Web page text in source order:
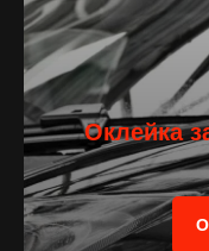
Оклейка